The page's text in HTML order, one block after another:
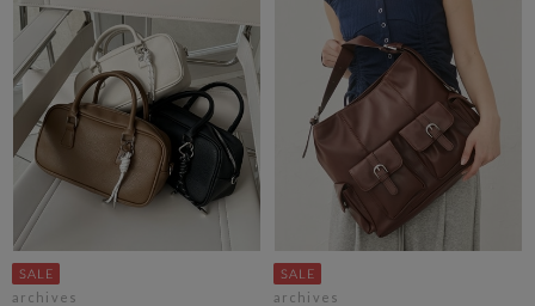
archives archives